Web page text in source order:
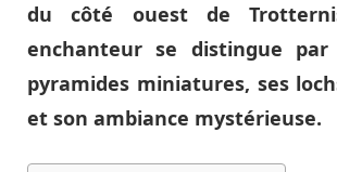
du côté ouest de
enchanteur se distingue par
pyramides miniatures, ses
et son ambiance mystérieuse.